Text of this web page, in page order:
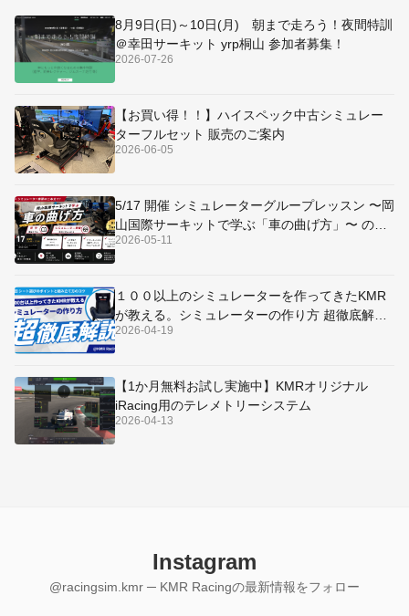
8月9日(日)～10日(月) 朝まで走ろう！夜間特訓
＠幸田サーキット yrp桐山 参加者募集！
2026-07-26
【お買い得！！】ハイスペック中古シミュレー
ターフルセット 販売のご案内
2026-06-05
5/17 開催 シミュレーターグループレッスン 〜岡
山国際サーキットで学ぶ「車の曲げ方」〜 のご
案内
2026-05-11
１００以上のシミュレーターを作ってきたKMR
が教える。シミュレーターの作り方 超徹底解説
～シート選びのポイントと組み立て方のコツ～
2026-04-19
【1か月無料お試し実施中】KMRオリジナル
iRacing用のテレメトリーシステム
2026-04-13
Instagram
@racingsim.kmr ─ KMR Racingの最新情報をフォロー